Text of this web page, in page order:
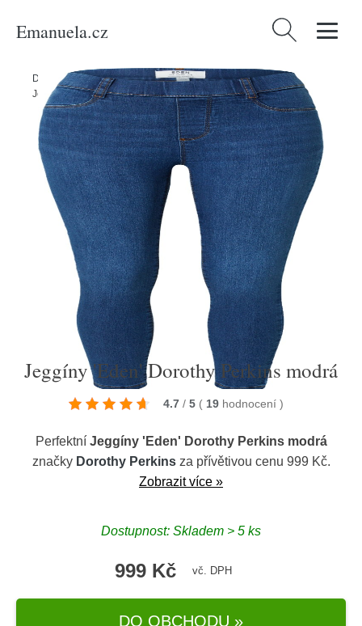
Emanuela.cz Vyhledávání
Domů /Produkty/Ženy/Oblečení/Móda pro plnoštíhlé/Džíny
Jeggíny 'Eden' Dorothy Perkins modrá
Jeggíny 'Eden' Dorothy Perkins modrá
4.7 / 5 ( 19 hodnocení )
Perfektní Jeggíny 'Eden' Dorothy Perkins modrá
značky Dorothy Perkinsza přívětivou cenu 999 Kč.
Zobrazit více »
Dostupnost: Skladem > 5 ks
999 Kč vč. DPH
DO OBCHODU »